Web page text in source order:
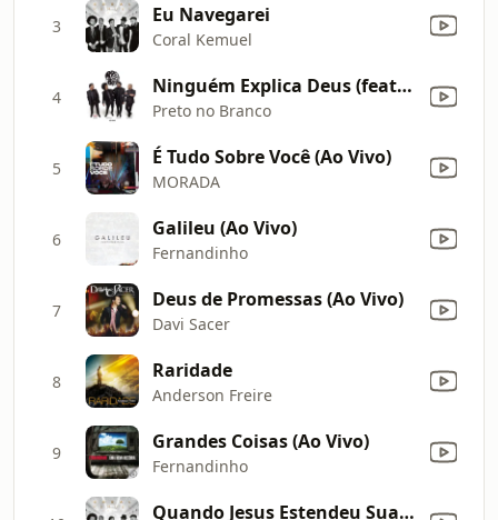
3 Eu Navegarei
Coral Kemuel
4 Ninguém Explica Deus (feat. Gabriela Rocha) [Ao Vivo]
Preto no Branco
5 É Tudo Sobre Você (Ao Vivo)
MORADA
6 Galileu (Ao Vivo)
Fernandinho
7 Deus de Promessas (Ao Vivo)
Davi Sacer
8 Raridade
Anderson Freire
9 Grandes Coisas (Ao Vivo)
Fernandinho
Quando Jesus Estendeu Sua Mão